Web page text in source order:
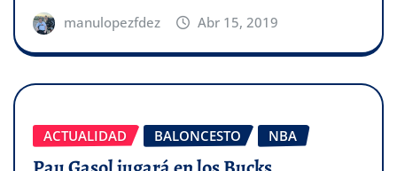
manulopezfdez Abr 15, 2019
ACTUALIDAD BALONCESTO NBA